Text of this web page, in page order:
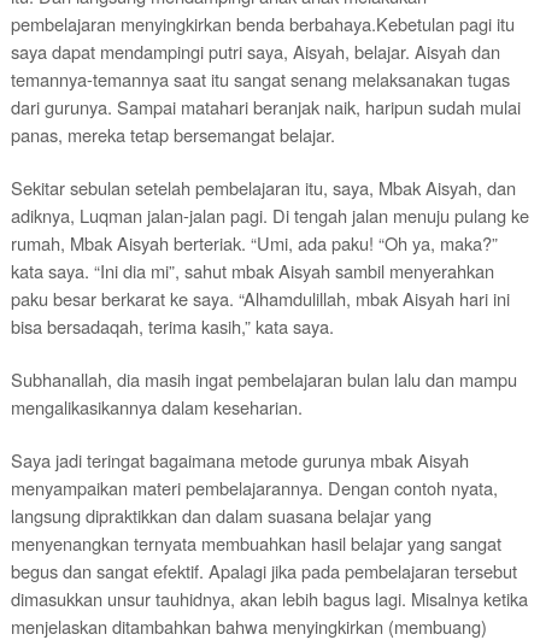
pembelajaran menyingkirkan benda berbahaya.Kebetulan pagi itu
saya dapat mendampingi putri saya, Aisyah, belajar. Aisyah dan
temannya-temannya saat itu sangat senang melaksanakan tugas
dari gurunya. Sampai matahari beranjak naik, haripun sudah mulai
panas, mereka tetap bersemangat belajar.
Sekitar sebulan setelah pembelajaran itu, saya, Mbak Aisyah, dan
adiknya, Luqman jalan-jalan pagi. Di tengah jalan menuju pulang ke
rumah, Mbak Aisyah berteriak. “Umi, ada paku! “Oh ya, maka?”
kata saya. “Ini dia mi”, sahut mbak Aisyah sambil menyerahkan
paku besar berkarat ke saya. “Alhamdulillah, mbak Aisyah hari ini
bisa bersadaqah, terima kasih,” kata saya.
Subhanallah, dia masih ingat pembelajaran bulan lalu dan mampu
mengalikasikannya dalam keseharian.
Saya jadi teringat bagaimana metode gurunya mbak Aisyah
menyampaikan materi pembelajarannya. Dengan contoh nyata,
langsung dipraktikkan dan dalam suasana belajar yang
menyenangkan ternyata membuahkan hasil belajar yang sangat
begus dan sangat efektif. Apalagi jika pada pembelajaran tersebut
dimasukkan unsur tauhidnya, akan lebih bagus lagi. Misalnya ketika
menjelaskan ditambahkan bahwa menyingkirkan (membuang)